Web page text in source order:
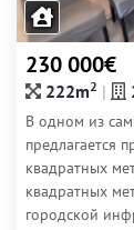
230 000€
222m2
В одном из
предлагается
квадратных
квадратных
городской